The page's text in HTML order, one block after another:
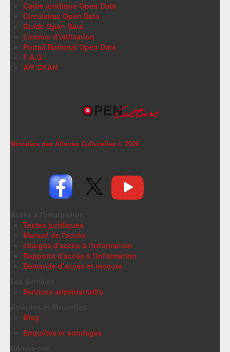
Cadre juridique Open Data
Circulaires Open Data
Guide Open Data
Licence d'utilisation
Portail National Open Data
F.A.Q
API CKAN
Ministère des Affaires Culturelles © 2026
Textes juridiques
Manuel de l'accès
chargés d'accès à l'information
Rapports d'accès à l'information
Demande d'accès et recours
Services administratifs
Blog
Enquêtes et sondages